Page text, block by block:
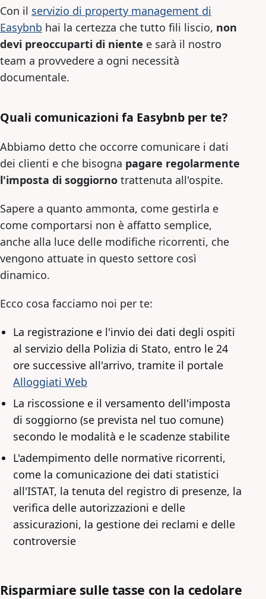
Con il servizio di property management di
Easybnb hai la certezza che tutto fili liscio, non
devi preoccuparti di niente e sarà il nostro
team a provvedere a ogni necessità
documentale.
Quali comunicazioni fa Easybnb per te?
Abbiamo detto che occorre comunicare i dati
dei clienti e che bisogna pagare regolarmente
l'imposta di soggiorno trattenuta all'ospite.
Sapere a quanto ammonta, come gestirla e
come comportarsi non è affatto semplice,
anche alla luce delle modifiche ricorrenti, che
vengono attuate in questo settore così
dinamico.
Ecco cosa facciamo noi per te:
La registrazione e l'invio dei dati degli ospiti
al servizio della Polizia di Stato, entro le 24
ore successive all'arrivo, tramite il portale
Alloggiati Web
La riscossione e il versamento dell'imposta
di soggiorno (se prevista nel tuo comune)
secondo le modalità e le scadenze stabilite
L'adempimento delle normative ricorrenti,
come la comunicazione dei dati statistici
all'ISTAT, la tenuta del registro di presenze, la
verifica delle autorizzazioni e delle
assicurazioni, la gestione dei reclami e delle
controversie
Risparmiare sulle tasse con la cedolare